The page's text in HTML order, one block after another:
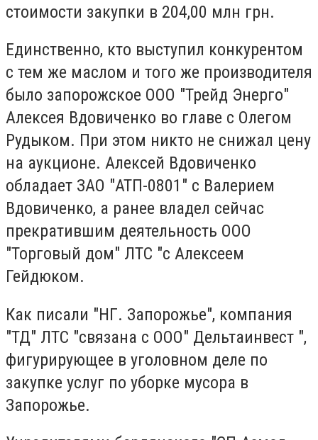
стоимости закупки в 204,00 млн грн.
Единственно, кто выступил конкурентом
с тем же маслом и того же производителя
было запорожское ООО "Трейд Энерго"
Алексея Вдовиченко во главе с Олегом
Рудыком. При этом никто не снижал цену
на аукционе. Алексей Вдовиченко
обладает ЗАО "АТП-0801" с Валерием
Вдовиченко, а ранее владел сейчас
прекратившим деятельность ООО
"Торговый дом" ЛТС "с Алексеем
Гейдюком.
Как писали "НГ. Запорожье", компания
"ТД" ЛТС "связана с ООО" Дельтаинвест ",
фигурирующее в уголовном деле по
закупке услуг по уборке мусора в
Запорожье.